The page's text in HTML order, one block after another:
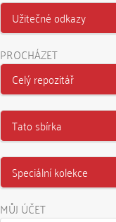
Užitečné odkazy
PROCHÁZET
Celý repozitář
Tato sbírka
Speciální kolekce
MŮJ ÚČET